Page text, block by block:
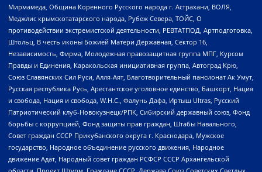
Мирмамеда, Община Коренного Русского народа г. Астрахани, ВОЛЯ,
Меджлис крымскотатарского народа, Рубеж Севера, ТОЙС, О
противодействии экстремистской деятельности, РЕВТАТПОД, Артподготовка,
Штольц, В честь иконы Божией Матери Державная, Сектор 16,
Независимость, Фирма, Молодежная правозащитная группа МПГ, Курсом
Правды и Единения, Каракольская инициативная группа, Автоград Крю,
Союз Славянских Сил Руси, Алля-Аят, Благотворительный пансионат Ак Умут,
Русская республика Русь, Арестантское уголовное единство, Башкорт, Нация
и свобода, Нация и свобода, W.H.С., Фалунь Дафа, Иртыш Ultras, Русский
Патриотический клуб-Новокузнецк/РПК, Сибирский державный союз, Фонд
борьбы с коррупцией, Фонд защиты прав граждан, Штабы Навального,
Совет граждан СССР Прикубанского округа г. Краснодара, Мужское
государство, Народное объединение русского движения, Народное
движение Адат, Народный совет граждан РСФСР СССР Архангельской